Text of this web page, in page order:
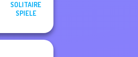
SOLITAIRE
SPIELE